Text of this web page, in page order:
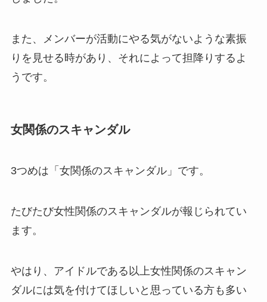
また、メンバーが活動にやる気がないような素振
りを見せる時があり、それによって担降りするよ
うです。
女関係のスキャンダル
3つめは「女関係のスキャンダル」です。
たびたび女性関係のスキャンダルが報じられてい
ます。
やはり、アイドルである以上女性関係のスキャン
ダルには気を付けてほしいと思っている方も多い